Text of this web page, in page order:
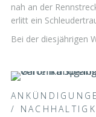
nah an der
erlitt ein
Bei der diesjährigen
/